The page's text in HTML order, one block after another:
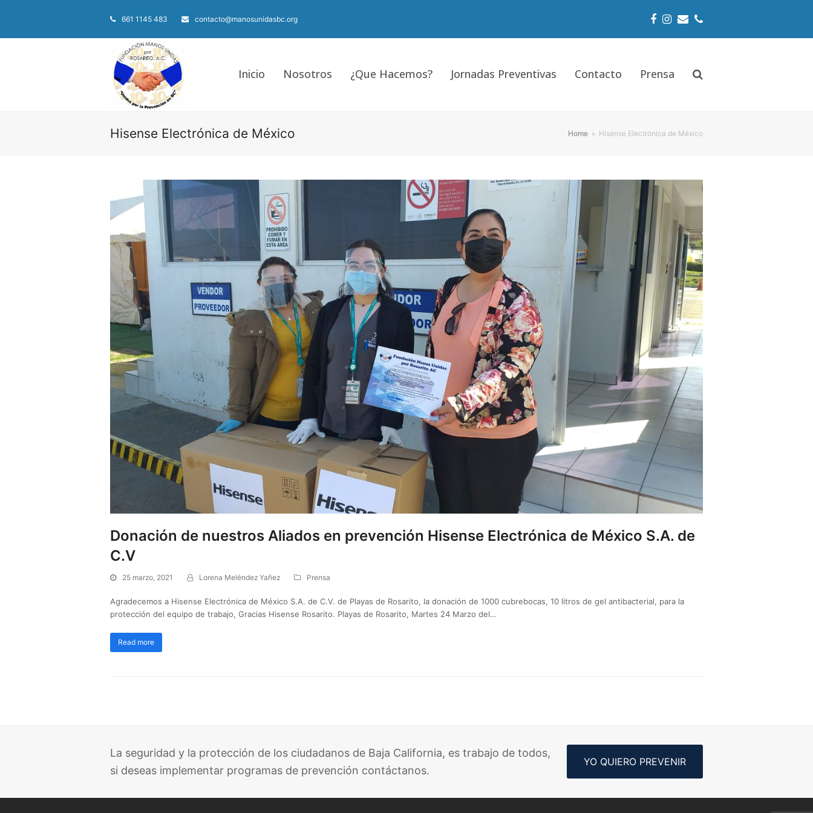
661 1145 483 contacto@manosunidasbc.org Facebook
Instagram
EmailPhone
Inicio Nosotros ¿Que Hacemos? Jornadas Preventivas Contacto Prensa
Hisense Electrónica de México Home » Hisense Electrónica de México
Donación de nuestros Aliados en prevención Hisense Electrónica de México S.A. de
C.V
25 marzo, 2021 Lorena Meléndez Yañez Prensa
Agradecemos a Hisense Electrónica de México S.A. de C.V. de Playas de Rosarito, la donación de 1000 cubrebocas, 10 litros de gel antibacterial, para la
protección del equipo de trabajo, Gracias Hisense Rosarito. Playas de Rosarito, Martes 24 Marzo del…
Read more
La seguridad y la protección de los ciudadanos de Baja California, es trabajo de todos,
si deseas implementar programas de prevención contáctanos.
YO QUIERO PREVENIR